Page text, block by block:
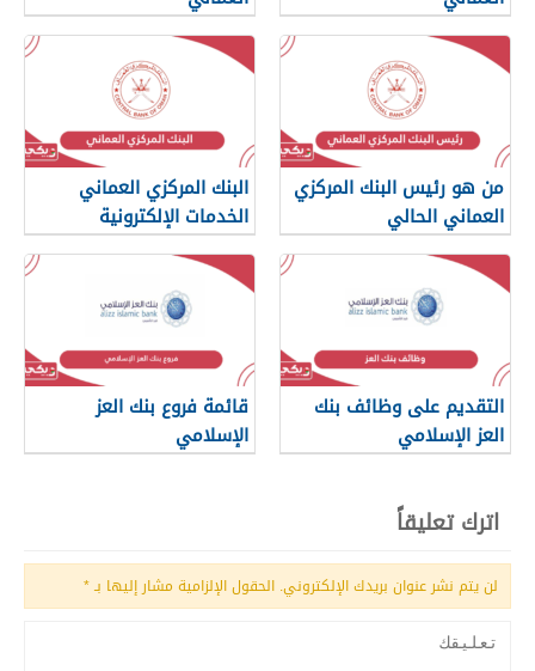
من هو رئيس البنك المركزي
العماني الحالي
البنك المركزي العماني
الخدمات الإلكترونية
التقديم على وظائف بنك
العز الإسلامي
قائمة فروع بنك العز
الإسلامي
اترك تعليقاً
لن يتم نشر عنوان بريدك الإلكتروني. الحقول الإلزامية مشار إليها بـ*